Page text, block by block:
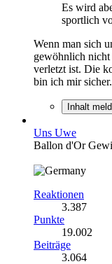
Es wird
sportlich
Wenn man sich
gewöhnlich nicht
verletzt ist. Die
bin ich mir sicher.
Inhalt
Uns Uwe
Ballon d'Or
Reaktionen
3.387
Punkte
19.002
Beiträge
3.064